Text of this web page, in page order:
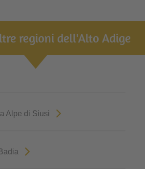
regioni dell'Alto Adige
Alpe di Siusi